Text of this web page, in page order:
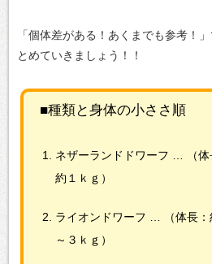
「個体差がある！あくまでも参考！
とめていきましょう！！
■種類と身体の小ささ順
ネザーランドドワーフ …
（
約１ｋｇ）
ライオンドワーフ …
（体長
～３ｋｇ）